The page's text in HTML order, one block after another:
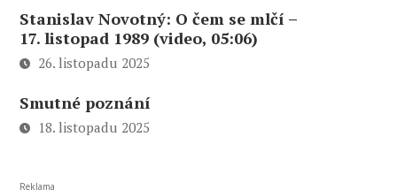
Stanislav Novotný: O čem se mlčí –
17. listopad 1989 (video, 05:06)
26. listopadu 2025
Smutné poznání
18. listopadu 2025
Reklama